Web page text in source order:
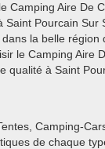
Camping Aire De
Saint Pourcain
la belle
le Camping Aire
qualité à Saint
Camping-
de chaque